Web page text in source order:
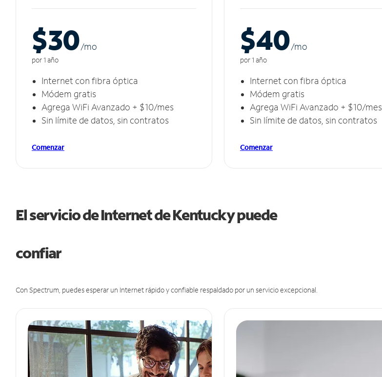
$30/mo
por 1 año
Internet con fibra óptica
Módem gratis
Agrega WiFi Avanzado + $10/mes
Sin límite de datos, sin contratos
Comenzar
$40/mo
por 1 año
Internet con fibra óptica
Módem gratis
Agrega WiFi Avanzado + $10/mes
Sin límite de datos, sin contratos
Comenzar
El servicio de Internet de Kentucky puede
confiar
Con Spectrum, puedes esperar un Internet rápido y confiable respaldado por un servicio excepcional.